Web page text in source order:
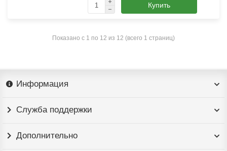
Купить
Показано с 1 по 12 из 12 (всего 1 страниц)
Информация
Служба поддержки
Дополнительно